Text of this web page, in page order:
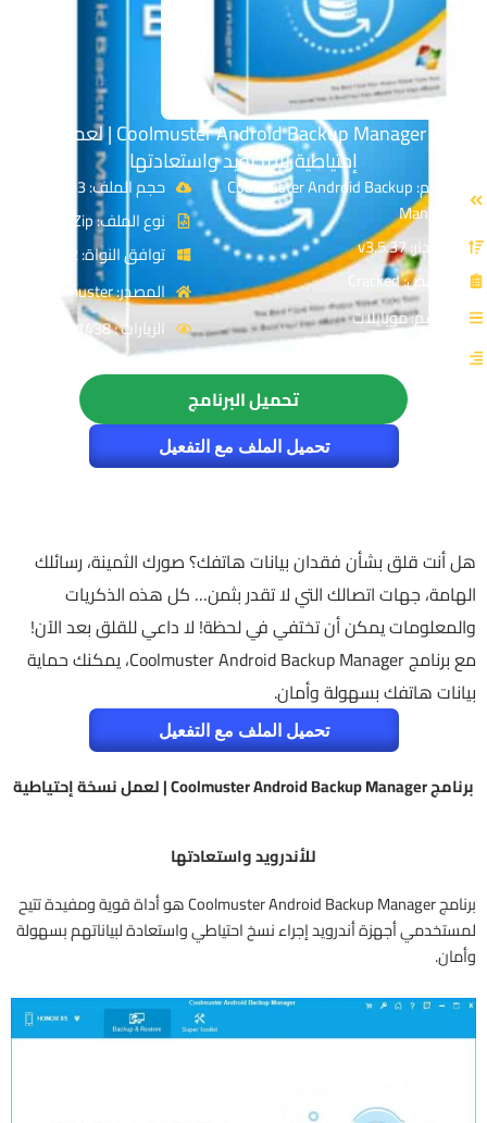
برنامج Coolmuster Android Backup Manager | لعمل نسخة
إحتياطية للأندرويد واستعادتها
الاسم: Coolmuster Android Backup
Manager
الإصدار: v3.5.37
الترخيص: Cracked
القسم: موبايلات
حجم الملف: 23 MB
نوع الملف: Zip
توافق النواة: 32 & 64-Bit
المصدر: coolmuster
الزيارات : 1438
تحميل البرنامج
تحميل الملف مع التفعيل
هل أنت قلق بشأن فقدان بيانات هاتفك؟ صورك الثمينة، رسائلك
الهامة، جهات اتصالك التي لا تقدر بثمن… كل هذه الذكريات
والمعلومات يمكن أن تختفي في لحظة! لا داعي للقلق بعد الآن!
مع برنامج Coolmuster Android Backup Manager، يمكنك حماية
بيانات هاتفك بسهولة وأمان.
تحميل الملف مع التفعيل
برنامج Coolmuster Android Backup Manager | لعمل نسخة إحتياطية
للأندرويد واستعادتها
برنامج Coolmuster Android Backup Manager هو أداة قوية ومفيدة تتيح
لمستخدمي أجهزة أندرويد إجراء نسخ احتياطي واستعادة لبياناتهم بسهولة
وأمان.